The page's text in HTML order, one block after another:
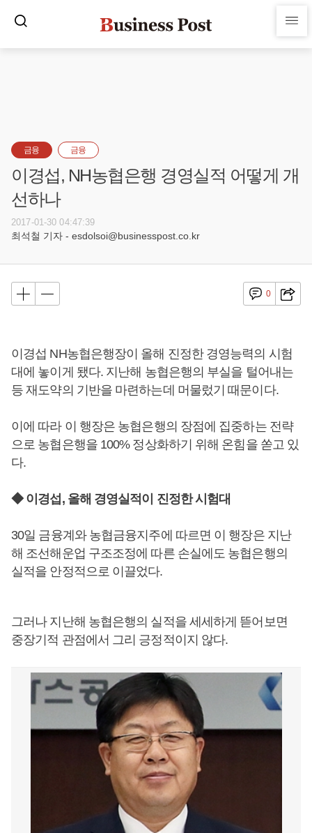
금융 금융
이경섭, NH농협은행 경영실적 어떻게 개
선하나
2017-01-30 04:47:39
최석철 기자 - esdolsoi@businesspost.co.kr
0
이경섭 NH농협은행장이 올해 진정한 경영능력의 시험
대에 놓이게 됐다. 지난해 농협은행의 부실을 털어내는
등 재도약의 기반을 마련하는데 머물렀기 때문이다.
이에 따라 이 행장은 농협은행의 장점에 집중하는 전략
으로 농협은행을 100% 정상화하기 위해 온힘을 쏟고 있
다.
◆ 이경섭, 올해 경영실적이 진정한 시험대
30일 금융계와 농협금융지주에 따르면 이 행장은 지난
해 조선해운업 구조조정에 따른 손실에도 농협은행의
실적을 안정적으로 이끌었다.
그러나 지난해 농협은행의 실적을 세세하게 뜯어보면
중장기적 관점에서 그리 긍정적이지 않다.